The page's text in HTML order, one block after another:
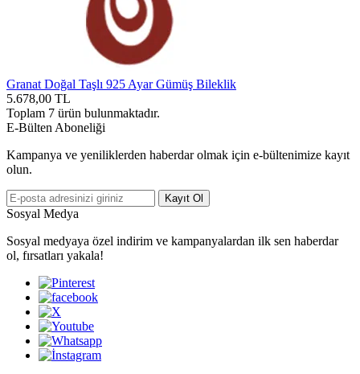
Granat Doğal Taşlı 925 Ayar Gümüş Bileklik
5.678,00 TL
Toplam 7 ürün bulunmaktadır.
E-Bülten Aboneliği
Kampanya ve yeniliklerden haberdar olmak için e-bültenimize kayıt
olun.
Kayıt Ol
Sosyal Medya
Sosyal medyaya özel indirim ve kampanyalardan ilk sen haberdar
ol, fırsatları yakala!